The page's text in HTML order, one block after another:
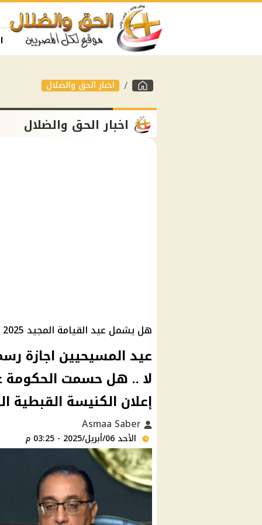
اخبار الحق والضلال
اخبار الحق والضلال
هل يشمل عيد القيامة المجيد 2025 عطلة رسمية للجميع في مصر؟
عيد المسيحيين اجازة
إعلان الكنيسة
الأحد 06/أبريل/2025 - 03:25 م